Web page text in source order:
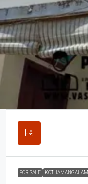
FOR SALE KOTHAMANGALAM